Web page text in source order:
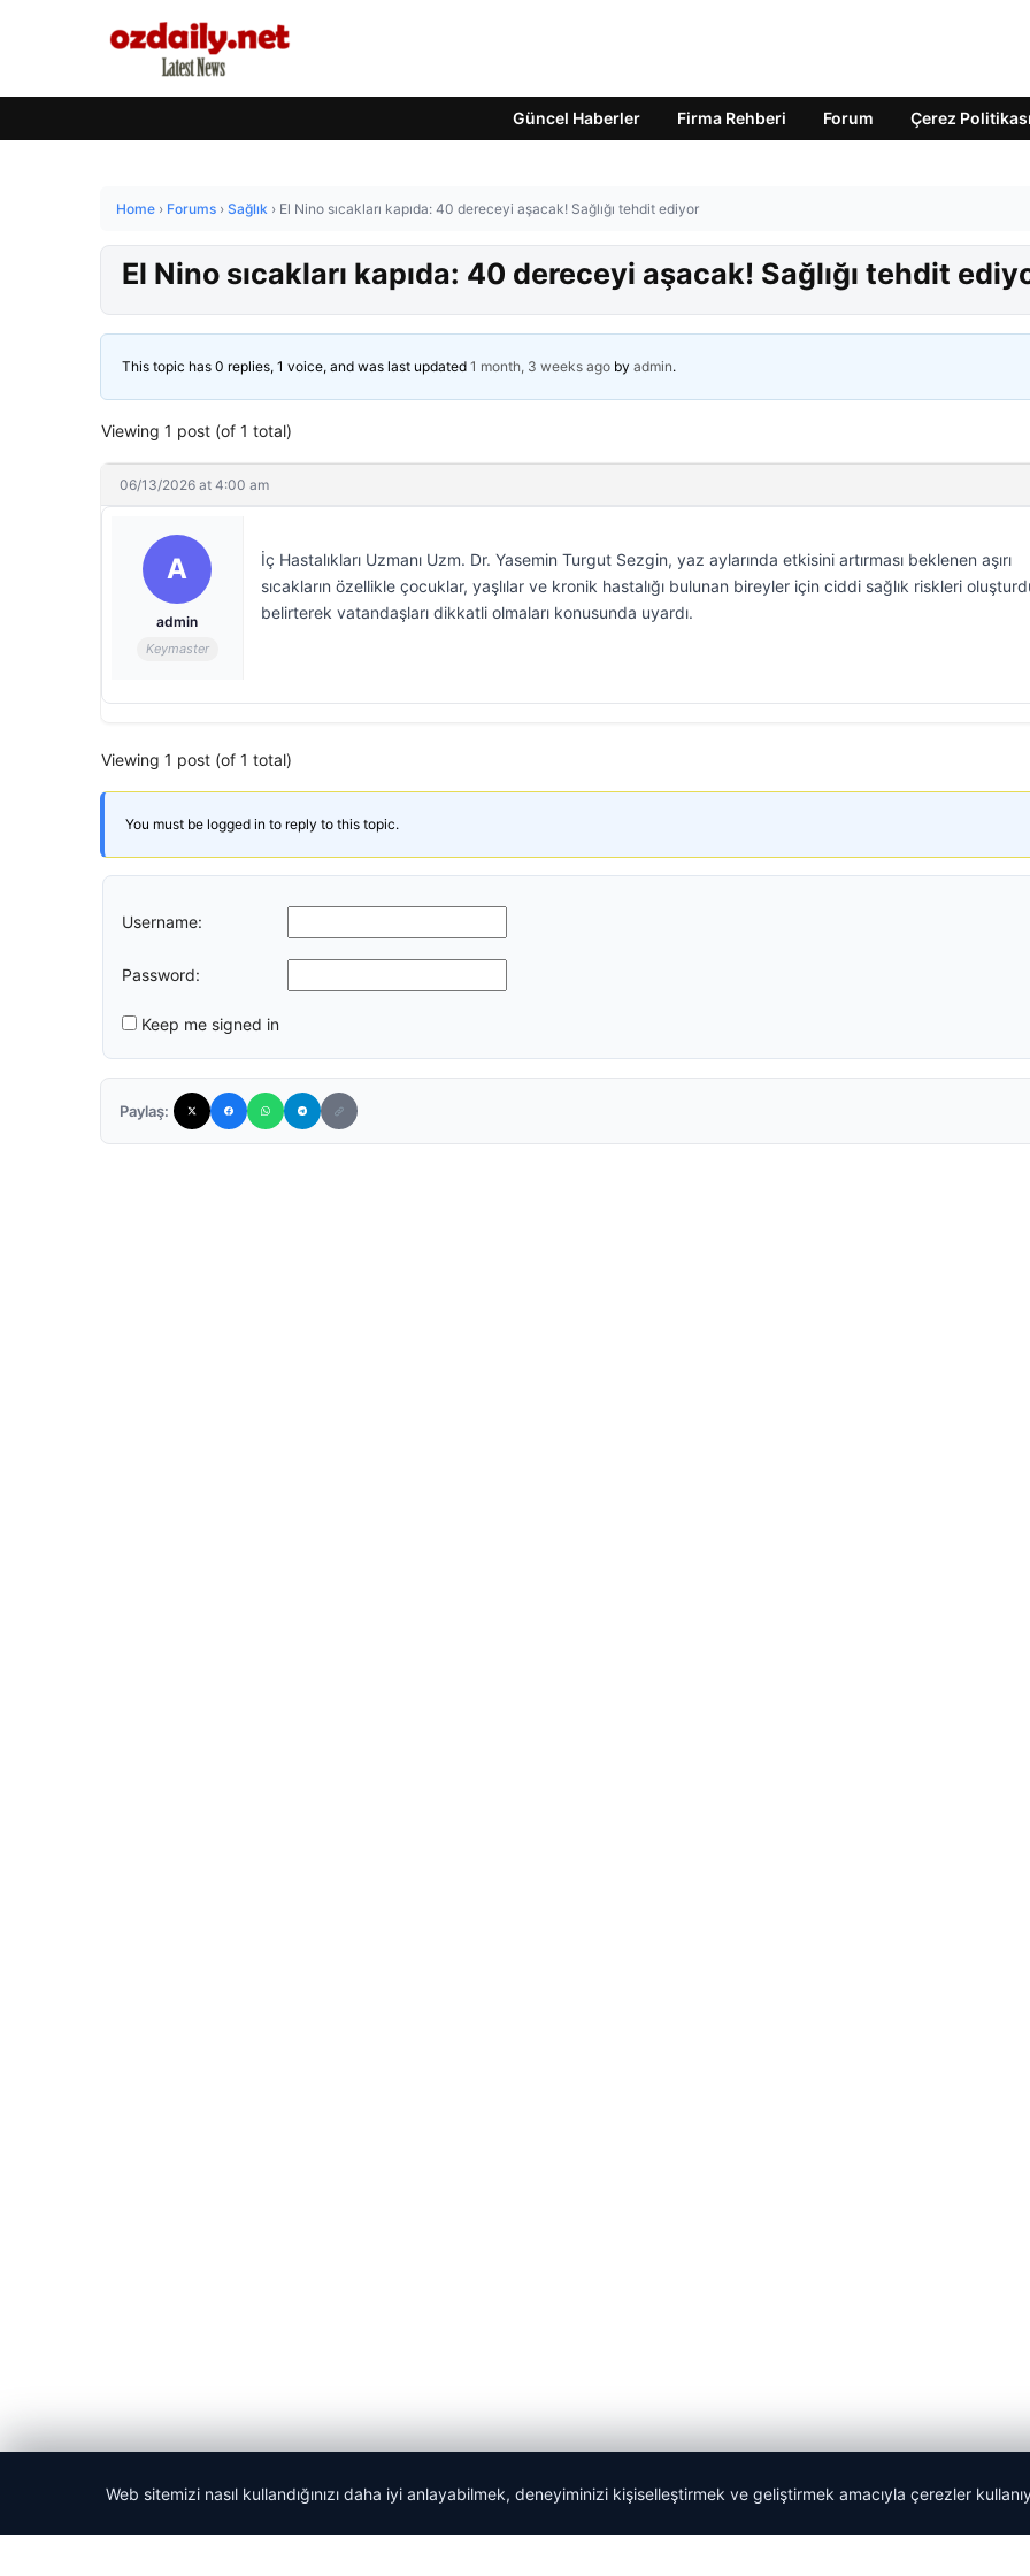
Güncel Haberler Firma Rehberi Forum Çerez Politikası
Home › Forums › Sağlık › El Nino sıcakları kapıda: 40 dereceyi aşacak! Sağlığı tehdit ediyor
El Nino sıcakları kapıda: 40 dereceyi aşacak! Sağlığı tehdit
This topic has 0 replies, 1 voice, and was last updated 1 month, 3 weeks ago by admin.
Viewing 1 post (of 1 total)
06/13/2026 at 4:00 am
A
admin
Keymaster
İç Hastalıkları Uzmanı Uzm. Dr. Yasemin Turgut Sezgin, yaz aylarında etkisini artırması beklenen aşırı
sıcakların özellikle çocuklar, yaşlılar ve kronik hastalığı bulunan bireyler için ciddi sağlık riskleri
belirterek vatandaşları dikkatli olmaları konusunda uyardı.
Viewing 1 post (of 1 total)
You must be logged in to reply to this topic.
Username:
Password:
Keep me signed in
Paylaş:
Web sitemizi nasıl kullandığınızı daha iyi anlayabilmek, deneyiminizi kişiselleştirmek ve geliştirmek amacıyla çerezler